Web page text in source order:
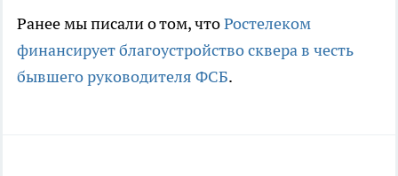
Ранее мы писали о том, чтоРостелеком
финансирует благоустройство сквера в честь
бывшего руководителя ФСБ.